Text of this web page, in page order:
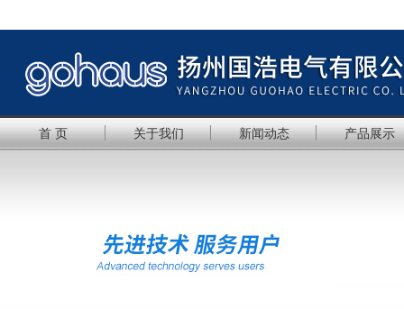
首 页 关于我们 新闻动态 产品展示